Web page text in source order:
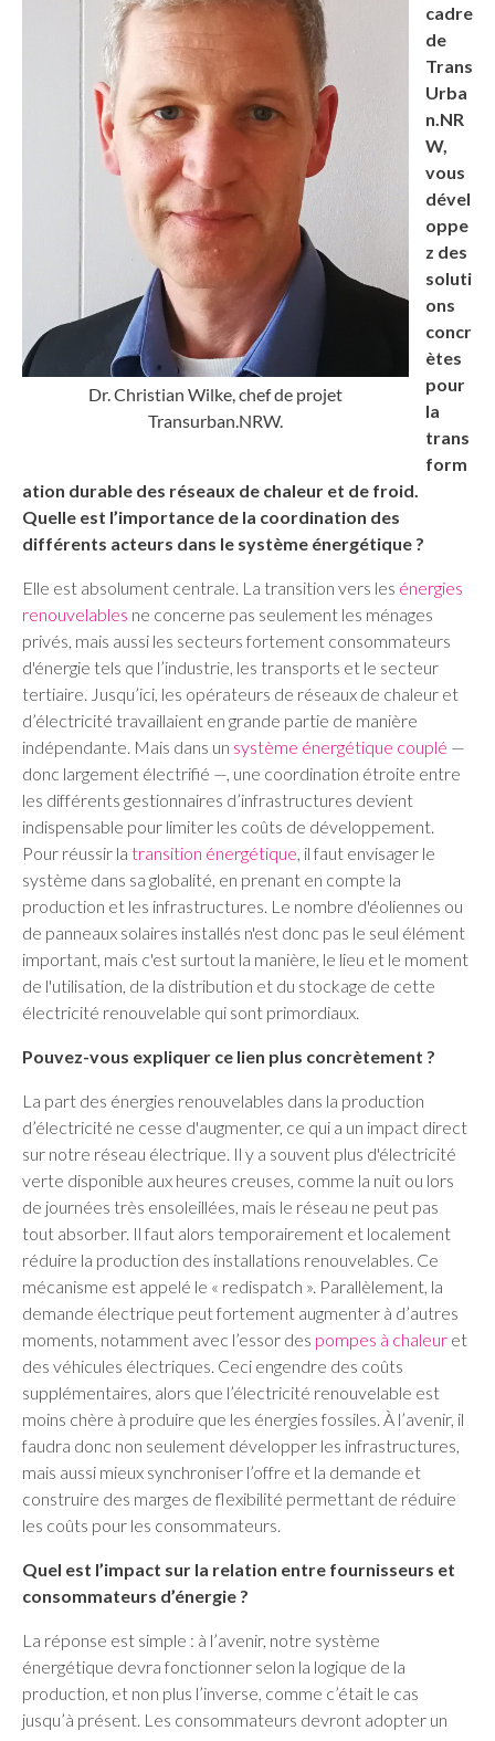
Dr. Christian Wilke, chef de projet
Transurban.NRW.
cadre
de
Trans
Urba
n.NR
W,
vous
dével
oppe
z des
soluti
ons
concr
ètes
pour
la
trans
form
ation durable des réseaux de chaleur et de froid.
Quelle est l’importance de la coordination des
différents acteurs dans le système énergétique ?
Elle est absolument centrale. La transition vers les énergies
renouvelables ne concerne pas seulement les ménages
privés, mais aussi les secteurs fortement consommateurs
d'énergie tels que l’industrie, les transports et le secteur
tertiaire. Jusqu’ici, les opérateurs de réseaux de chaleur et
d’électricité travaillaient en grande partie de manière
indépendante. Mais dans un système énergétique couplé —
donc largement électrifié —, une coordination étroite entre
les différents gestionnaires d’infrastructures devient
indispensable pour limiter les coûts de développement.
Pour réussir la transition énergétique, il faut envisager le
système dans sa globalité, en prenant en compte la
production et les infrastructures. Le nombre d'éoliennes ou
de panneaux solaires installés n'est donc pas le seul élément
important, mais c'est surtout la manière, le lieu et le moment
de l'utilisation, de la distribution et du stockage de cette
électricité renouvelable qui sont primordiaux.
Pouvez-vous expliquer ce lien plus concrètement ?
La part des énergies renouvelables dans la production
d’électricité ne cesse d'augmenter, ce qui a un impact direct
sur notre réseau électrique. Il y a souvent plus d'électricité
verte disponible aux heures creuses, comme la nuit ou lors
de journées très ensoleillées, mais le réseau ne peut pas
tout absorber. Il faut alors temporairement et localement
réduire la production des installations renouvelables. Ce
mécanisme est appelé le « redispatch ». Parallèlement, la
demande électrique peut fortement augmenter à d’autres
moments, notamment avec l’essor des pompes à chaleur et
des véhicules électriques. Ceci engendre des coûts
supplémentaires, alors que l’électricité renouvelable est
moins chère à produire que les énergies fossiles. À l’avenir, il
faudra donc non seulement développer les infrastructures,
mais aussi mieux synchroniser l’offre et la demande et
construire des marges de flexibilité permettant de réduire
les coûts pour les consommateurs.
Quel est l’impact sur la relation entre fournisseurs et
consommateurs d’énergie ?
La réponse est simple : à l’avenir, notre système
énergétique devra fonctionner selon la logique de la
production, et non plus l’inverse, comme c’était le cas
jusqu’à présent. Les consommateurs devront adopter un